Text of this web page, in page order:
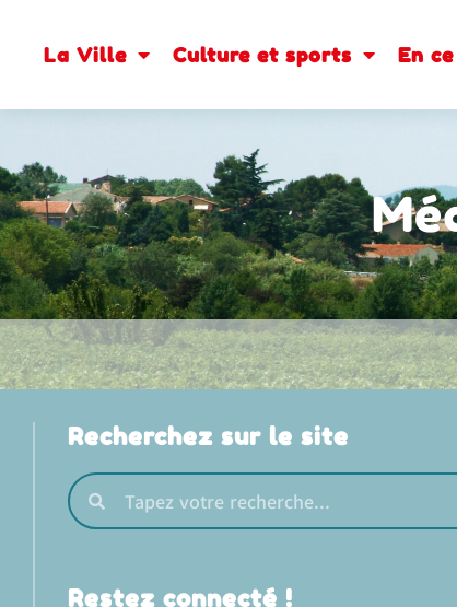
La Ville Culture et sports En
Recherchez sur le site
Restez connecté !